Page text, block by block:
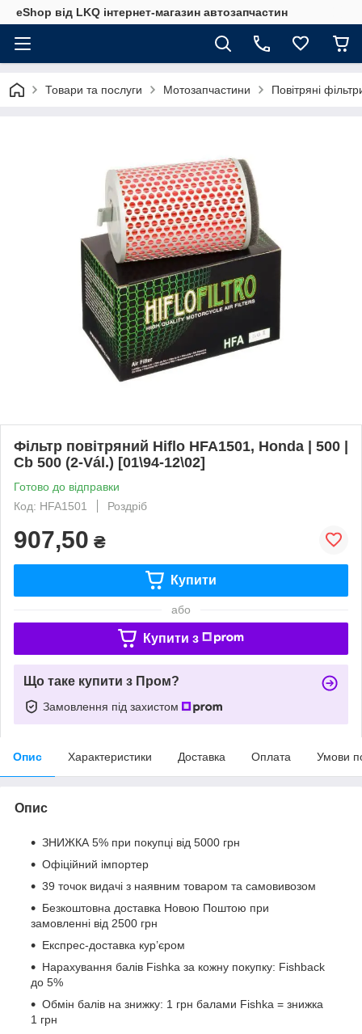
eShop від LKQ інтернет-магазин автозапчастин
Товари та послуги Мотозапчастини Повітряні
Фільтр повітряний Hiflo HFA1501, Honda | 500 |
Cb 500 (2-Vál.) [01\94-12\02]
Готово до відправки
Код: HFA1501
Роздріб
907,50 ₴
Купити
або
Купити з
Що таке купити з Пром?
Замовлення під захистом
Опис Характеристики Доставка Оплата Умови
Опис
ЗНИЖКА 5% при покупці від 5000 грн
Офіційний імпортер
39 точок видачі з наявним товаром та самовивозом
Безкоштовна доставка Новою Поштою при
замовленні від 2500 грн
Експрес-доставка кур’єром
Нарахування балів Fishka за кожну покупку: Fishback
до 5%
Обмін балів на знижку: 1 грн балами Fishka = знижка
1 грн